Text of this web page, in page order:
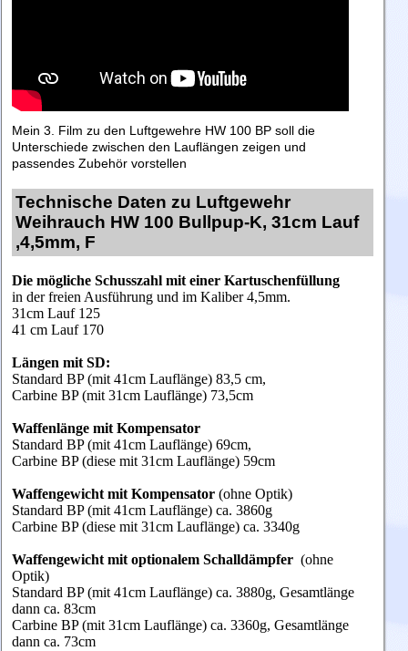
Mein 3. Film zu den Luftgewehre HW 100 BP soll die
Unterschiede zwischen den Lauflängen zeigen und
passendes Zubehör vorstellen
Technische Daten zu Luftgewehr
Weihrauch HW 100 Bullpup-K, 31cm Lauf
,4,5mm, F
Die mögliche Schusszahl mit einer Kartuschenfüllung
in der freien Ausführung und im Kaliber 4,5mm.
31cm Lauf 125
41 cm Lauf 170
Längen mit SD:
Standard BP (mit 41cm Lauflänge) 83,5 cm,
Carbine BP (mit 31cm Lauflänge) 73,5cm
Waffenlänge mit Kompensator
Standard BP (mit 41cm Lauflänge) 69cm,
Carbine BP (diese mit 31cm Lauflänge) 59cm
Waffengewicht mit Kompensator (ohne Optik)
Standard BP (mit 41cm Lauflänge) ca. 3860g
Carbine BP (diese mit 31cm Lauflänge) ca. 3340g
Waffengewicht mit optionalem Schalldämpfer (ohne
Optik)
Standard BP (mit 41cm Lauflänge) ca. 3880g, Gesamtlänge
dann ca. 83cm
Carbine BP (mit 31cm Lauflänge) ca. 3360g, Gesamtlänge
dann ca. 73cm